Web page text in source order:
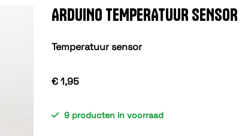
ARDUINO TEMPERATUUR SENSOR
Temperatuur sensor
€ 1,95
9 producten in voorraad